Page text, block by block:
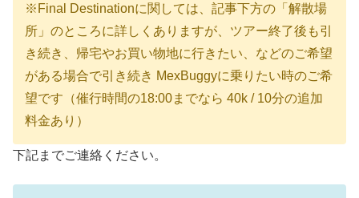
※Final Destinationに関しては、記事下方の「解散場
所」のところに詳しくありますが、ツアー終了後も引
き続き、帰宅やお買い物地に行きたい、などのご希望
がある場合で引き続き MexBuggyに乗りたい時のご希
望です（催行時間の18:00までなら 40k / 10分の追加
料金あり）
下記までご連絡ください。